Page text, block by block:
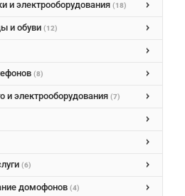
и электрооборудования (18)
и обуви (12)
(8)
электрооборудования (7)
(6)
домофонов (4)